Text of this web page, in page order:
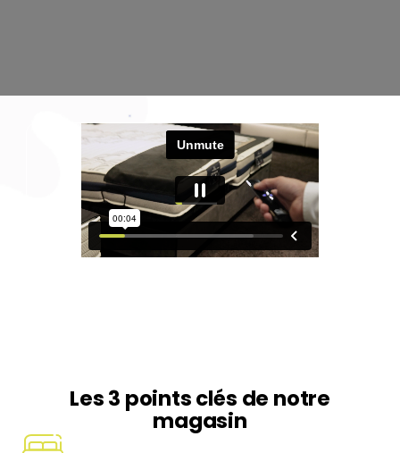
Les 3 points clés de notre
magasin